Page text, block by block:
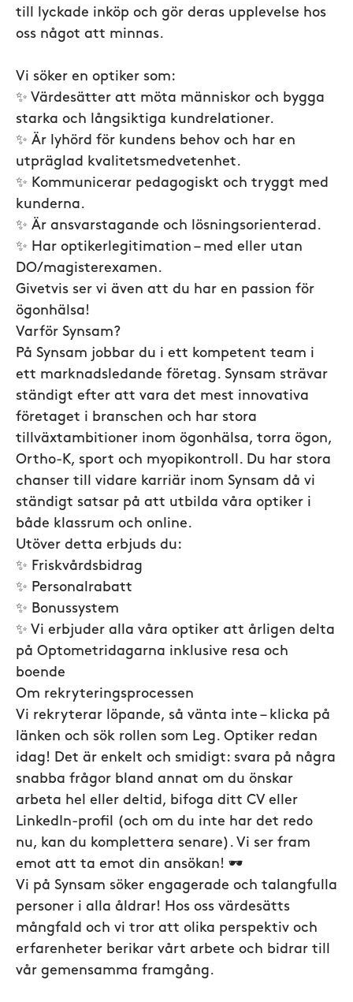
till lyckade inköp och gör deras upplevelse hos
oss något att minnas.
Vi söker en optiker som:
✨ Värdesätter att möta människor och bygga
starka och långsiktiga kundrelationer.
✨ Är lyhörd för kundens behov och har en
utpräglad kvalitetsmedvetenhet.
✨ Kommunicerar pedagogiskt och tryggt med
kunderna.
✨ Är ansvarstagande och lösningsorienterad.
✨ Har optikerlegitimation – med eller utan
DO/magisterexamen.
Givetvis ser vi även att du har en passion för
ögonhälsa!
Varför Synsam?
På Synsam jobbar du i ett kompetent team i
ett marknadsledande företag. Synsam strävar
ständigt efter att vara det mest innovativa
företaget i branschen och har stora
tillväxtambitioner inom ögonhälsa, torra ögon,
Ortho-K, sport och myopikontroll. Du har stora
chanser till vidare karriär inom Synsam då vi
ständigt satsar på att utbilda våra optiker i
både klassrum och online.
Utöver detta erbjuds du:
✨ Friskvårdsbidrag
✨ Personalrabatt
✨ Bonussystem
✨ Vi erbjuder alla våra optiker att årligen delta
på Optometridagarna inklusive resa och
boende
Om rekryteringsprocessen
Vi rekryterar löpande, så vänta inte – klicka på
länken och sök rollen som Leg. Optiker redan
idag! Det är enkelt och smidigt: svara på några
snabba frågor bland annat om du önskar
arbeta hel eller deltid, bifoga ditt CV eller
LinkedIn-profil (och om du inte har det redo
nu, kan du komplettera senare). Vi ser fram
emot att ta emot din ansökan! 🕶️
Vi på Synsam söker engagerade och talangfulla
personer i alla åldrar! Hos oss värdesätts
mångfald och vi tror att olika perspektiv och
erfarenheter berikar vårt arbete och bidrar till
vår gemensamma framgång.